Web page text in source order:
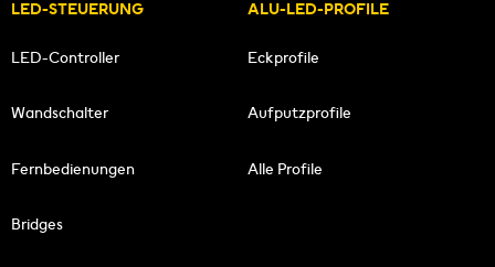
LED-STEUERUNG
LED-Controller
Wandschalter
Fernbedienungen
Bridges
ALU-LED-PROFILE
Eckprofile
Aufputzprofile
Alle Profile